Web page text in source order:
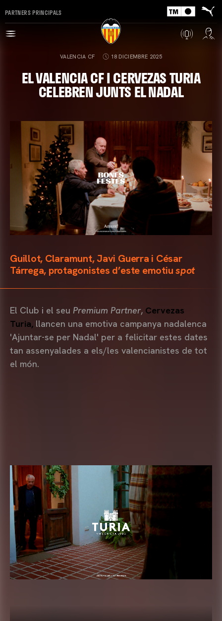
PARTNERS PRINCIPALS
VALENCIA CF 18 DICIEMBRE 2025
EL VALENCIA CF I CERVEZAS TURIA
CELEBREN JUNTS EL NADAL
Guillot, Claramunt, Javi Guerra i César
Tárrega, protagonistes d’este emotiuspot
El Club i el seu Premium Partner, Cervezas
Turia, llancen una emotiva campanya nadalenca
'Ajuntar-se per Nadal' per a felicitar estes dates
tan assenyalades a els/les valencianistes de tot
el món.